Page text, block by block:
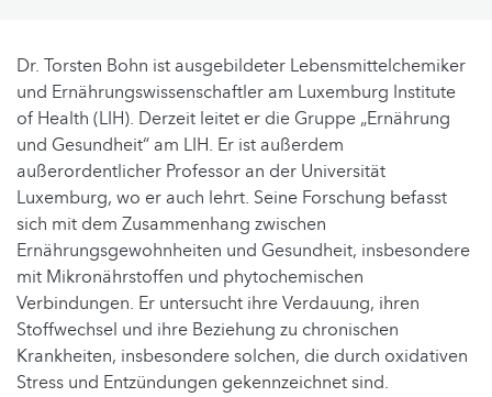
Dr. Torsten Bohn ist ausgebildeter Lebensmittelchemiker
und Ernährungswissenschaftler am Luxemburg Institute
of Health (LIH). Derzeit leitet er die Gruppe „Ernährung
und Gesundheit“ am LIH. Er ist außerdem
außerordentlicher Professor an der Universität
Luxemburg, wo er auch lehrt. Seine Forschung befasst
sich mit dem Zusammenhang zwischen
Ernährungsgewohnheiten und Gesundheit, insbesondere
mit Mikronährstoffen und phytochemischen
Verbindungen. Er untersucht ihre Verdauung, ihren
Stoffwechsel und ihre Beziehung zu chronischen
Krankheiten, insbesondere solchen, die durch oxidativen
Stress und Entzündungen gekennzeichnet sind.